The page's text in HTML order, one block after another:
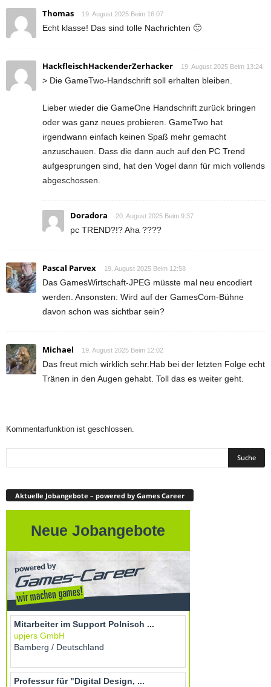
Thomas 19. August 2025 Beim 16:07
Echt klasse! Das sind tolle Nachrichten 🙂
HackfleischHackenderZerhacker 19. August 2025 Beim 13:24
> Die GameTwo-Handschrift soll erhalten bleiben.
Lieber wieder die GameOne Handschrift zurück bringen
oder was ganz neues probieren. GameTwo hat
irgendwann einfach keinen Spaß mehr gemacht
anzuschauen. Dass die dann auch auf den PC Trend
aufgesprungen sind, hat den Vogel dann für mich vollends
abgeschossen.
Doradora 20. August 2025 Beim 9:37
pc TREND?!? Aha ????
Pascal Parvex 19. August 2025 Beim 12:58
Das GamesWirtschaft-JPEG müsste mal neu encodiert
werden. Ansonsten: Wird auf der GamesCom-Bühne
davon schon was sichtbar sein?
Michael 19. August 2025 Beim 12:02
Das freut mich wirklich sehr.Hab bei der letzten Folge echt
Tränen in den Augen gehabt. Toll das es weiter geht.
Kommentarfunktion ist geschlossen.
Aktuelle Jobangebote – powered by Games Career